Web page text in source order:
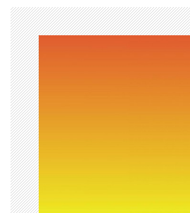
ョ
ン